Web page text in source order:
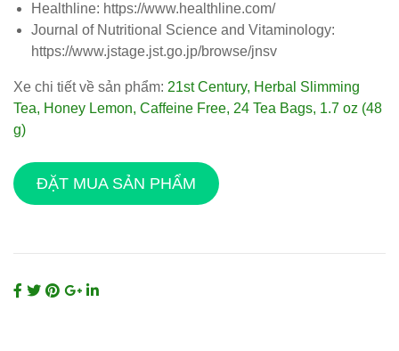
Healthline: https://www.healthline.com/
Journal of Nutritional Science and Vitaminology:
https://www.jstage.jst.go.jp/browse/jnsv
Xe chi tiết về sản phẩm: 21st Century, Herbal Slimming
Tea, Honey Lemon, Caffeine Free, 24 Tea Bags, 1.7 oz (48
g)
ĐẶT MUA SẢN PHẨM